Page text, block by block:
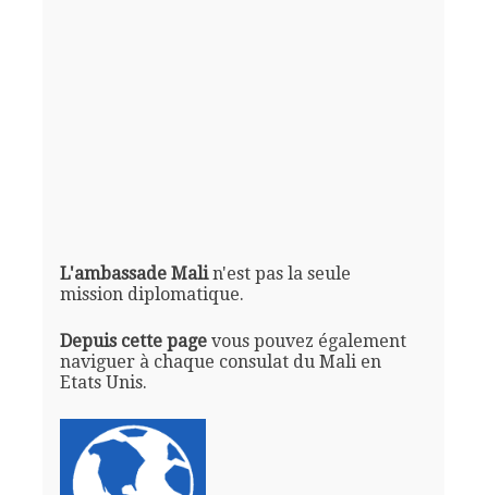
L'ambassade Malin'est pas la seule
mission diplomatique.
Depuis cette pagevous pouvez également
naviguer à chaque consulat du Mali en
Etats Unis.